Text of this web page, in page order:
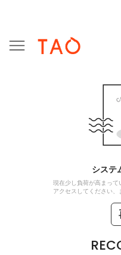
システ
現在少し負荷が高まって
アクセスしてください